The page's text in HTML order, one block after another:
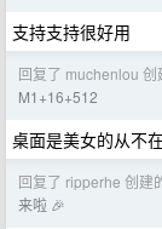
支持支持很好用
回复了 muchenlou 创
M1+16+512
桌面是美女的从不
回复了 ripperhe 创建
来啦 🎉